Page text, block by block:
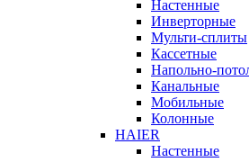
Настенные
Инверторные
Мульти-сплиты
Кассетные
Напольно-
Канальные
Мобильные
Колонные
HAIER
Настенные